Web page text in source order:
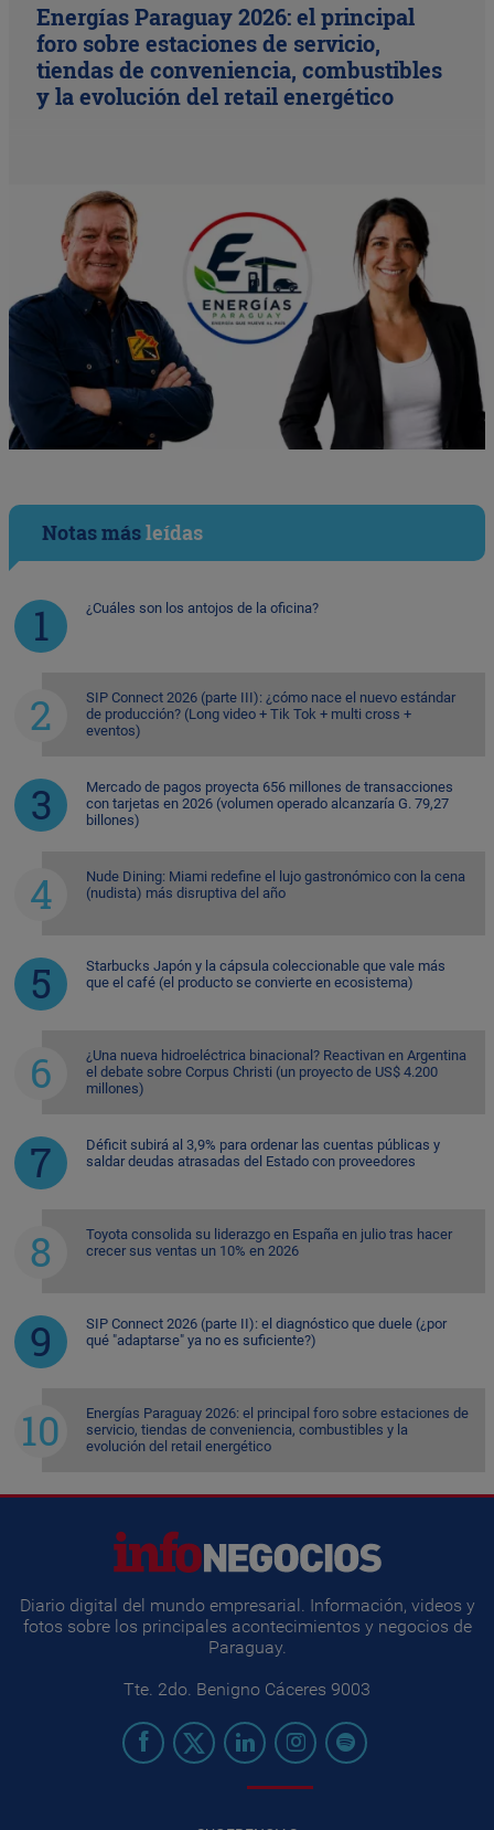
Energías Paraguay 2026: el principal
foro sobre estaciones de servicio,
tiendas de conveniencia, combustibles
y la evolución del retail energético
Notas másleídas
¿Cuáles son los antojos de la oficina?
SIP Connect 2026 (parte III): ¿cómo nace el nuevo estándar
de producción? (Long video + Tik Tok + multi cross +
eventos)
Mercado de pagos proyecta 656 millones de transacciones
con tarjetas en 2026 (volumen operado alcanzaría G. 79,27
billones)
Nude Dining: Miami redefine el lujo gastronómico con la cena
(nudista) más disruptiva del año
Starbucks Japón y la cápsula coleccionable que vale más
que el café (el producto se convierte en ecosistema)
¿Una nueva hidroeléctrica binacional? Reactivan en Argentina
el debate sobre Corpus Christi (un proyecto de US$ 4.200
millones)
Déficit subirá al 3,9% para ordenar las cuentas públicas y
saldar deudas atrasadas del Estado con proveedores
Toyota consolida su liderazgo en España en julio tras hacer
crecer sus ventas un 10% en 2026
SIP Connect 2026 (parte II): el diagnóstico que duele (¿por
qué "adaptarse" ya no es suficiente?)
Energías Paraguay 2026: el principal foro sobre estaciones de
servicio, tiendas de conveniencia, combustibles y la
evolución del retail energético
Diario digital del mundo empresarial. Información, videos y
fotos sobre los principales acontecimientos y negocios de
Paraguay.
Tte. 2do. Benigno Cáceres 9003